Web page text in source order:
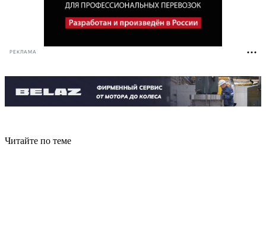
РЕКЛАМА
Читайте по теме